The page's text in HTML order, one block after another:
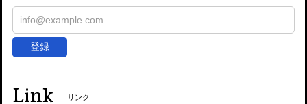
登録
Link リンク